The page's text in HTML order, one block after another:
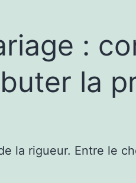
:
la
la rigueur. Entre le